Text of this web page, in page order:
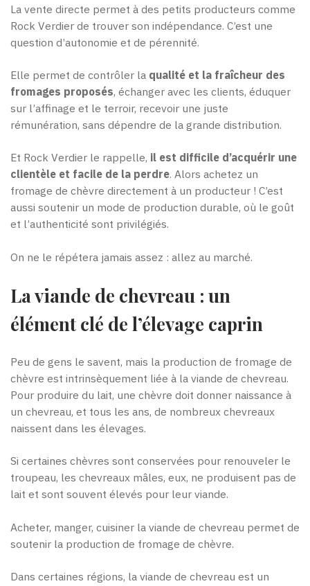
La vente directe permet à des petits producteurs comme
Rock Verdier de trouver son indépendance. C’est une
question d’autonomie et de pérennité.
Elle permet de contrôler la qualité et la fraîcheur des
fromages proposés, échanger avec les clients, éduquer
sur l’affinage et le terroir, recevoir une juste
rémunération, sans dépendre de la grande distribution.
Et Rock Verdier le rappelle, il est difficile d’acquérir une
clientèle et facile de la perdre. Alors achetez un
fromage de chèvre directement à un producteur ! C’est
aussi soutenir un mode de production durable, où le goût
et l’authenticité sont privilégiés.
On ne le répétera jamais assez : allez au marché.
La viande de chevreau : un
élément clé de l’élevage caprin
Peu de gens le savent, mais la production de fromage de
chèvre est intrinsèquement liée à la viande de chevreau.
Pour produire du lait, une chèvre doit donner naissance à
un chevreau, et tous les ans, de nombreux chevreaux
naissent dans les élevages.
Si certaines chèvres sont conservées pour renouveler le
troupeau, les chevreaux mâles, eux, ne produisent pas de
lait et sont souvent élevés pour leur viande.
Acheter, manger, cuisiner la viande de chevreau permet de
soutenir la production de fromage de chèvre.
Dans certaines régions, la viande de chevreau est un